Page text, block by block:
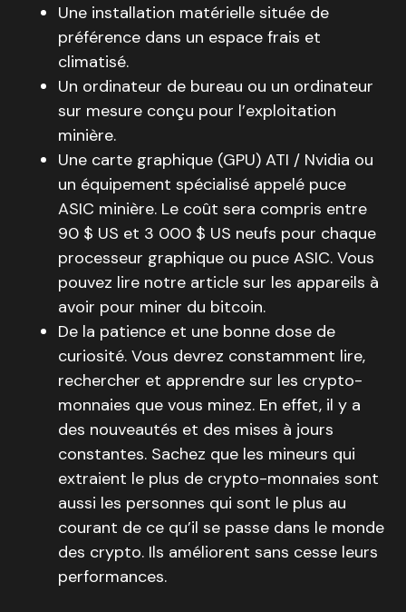
Une installation matérielle située de
préférence dans un espace frais et
climatisé.
Un ordinateur de bureau ou un ordinateur
sur mesure conçu pour l’exploitation
minière.
Une carte graphique (GPU) ATI / Nvidia ou
un équipement spécialisé appelé puce
ASIC minière. Le coût sera compris entre
90 $ US et 3 000 $ US neufs pour chaque
processeur graphique ou puce ASIC. Vous
pouvez lire notre article sur les appareils à
avoir pour miner du bitcoin.
De la patience et une bonne dose de
curiosité. Vous devrez constamment lire,
rechercher et apprendre sur les crypto-
monnaies que vous minez. En effet, il y a
des nouveautés et des mises à jours
constantes. Sachez que les mineurs qui
extraient le plus de crypto-monnaies sont
aussi les personnes qui sont le plus au
courant de ce qu’il se passe dans le monde
des crypto. Ils améliorent sans cesse leurs
performances.